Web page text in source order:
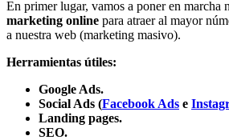
En primer lugar, vamos a poner en marcha
marketing online para atraer al mayor
a nuestra web (marketing masivo).
Herramientas útiles:
Google Ads.
Social Ads (Facebook Ads e
Landing pages.
SEO.